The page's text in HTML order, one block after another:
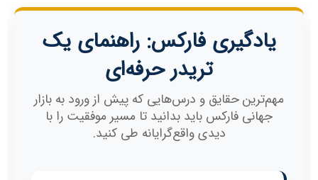
یادگیری فارکس: راهنمای یک
تریدر حرفه‌ای
مهم‌ترین حقایق و درس‌هایی که پیش از ورود به بازار
جهانی فارکس باید بدانید تا مسیر موفقیت را با
دیدی واقع‌گرایانه طی کنید.